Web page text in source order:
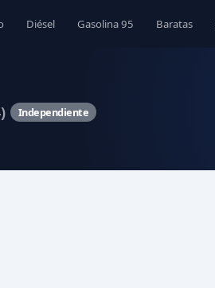
Diésel Gasolina 95 Baratas
Independiente